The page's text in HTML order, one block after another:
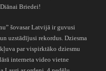
Briedei!
šovasar Latvijā ir guvusi
uzstādījusi rekordus. Dziesma
par vispirktāko dziesmu
interneta video vietne